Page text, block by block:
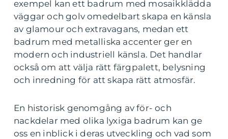
exempel kan ett badrum med mosaikklädda
väggar och golv omedelbart skapa en känsla
av glamour och extravagans, medan ett
badrum med metalliska accenter ger en
modern och industriell känsla. Det handlar
också om att välja rätt färgpalett, belysning
och inredning för att skapa rätt atmosfär.
En historisk genomgång av för- och
nackdelar med olika lyxiga badrum kan ge
oss en inblick i deras utveckling och vad som